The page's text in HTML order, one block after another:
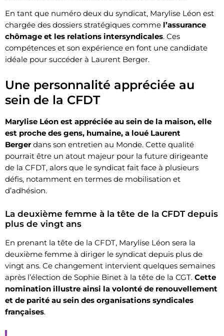
En tant que numéro deux du syndicat, Marylise Léon est
chargée des dossiers stratégiques comme l’assurance
chômage et les relations intersyndicales. Ces
compétences et son expérience en font une candidate
idéale pour succéder à Laurent Berger.
Une personnalité appréciée au
sein de la CFDT
Marylise Léon est appréciée au sein de la maison, elle
est proche des gens, humaine, a loué Laurent
Bergerdans son entretien au Monde. Cette qualité
pourrait être un atout majeur pour la future dirigeante
de la CFDT, alors que le syndicat fait face à plusieurs
défis, notamment en termes de mobilisation et
d’adhésion.
La deuxième femme à la tête de la CFDT depuis
plus de vingt ans
En prenant la tête de la CFDT, Marylise Léon sera la
deuxième femme à diriger le syndicat depuis plus de
vingt ans. Ce changement intervient quelques semaines
après l’élection de Sophie Binet à la tête de la CGT. Cette
nomination illustre ainsi la volonté de renouvellement
et de parité au sein des organisations syndicales
françaises.